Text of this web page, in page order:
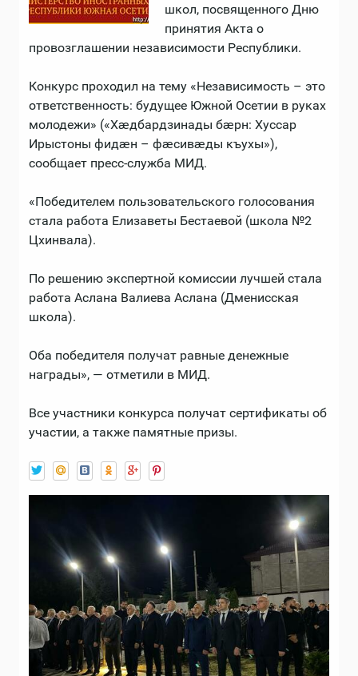
школ, посвященного Дню
принятия Акта о
провозглашении независимости Республики.
Конкурс проходил на тему «Независимость – это
ответственность: будущее Южной Осетии в руках
молодежи» («Хæдбардзинады бæрн: Хуссар
Ирыстоны фидæн – фæсивæды къухы»),
сообщает пресс-служба МИД.
«Победителем пользовательского голосования
стала работа Елизаветы Бестаевой (школа №2
Цхинвала).
По решению экспертной комиссии лучшей стала
работа Аслана Валиева Аслана (Дменисская
школа).
Оба победителя получат равные денежные
награды», — отметили в МИД.
Все участники конкурса получат сертификаты об
участии, а также памятные призы.